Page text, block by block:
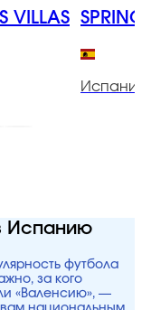
VILLAS
Испания
Испанию
футбола
за кого
«Валенсию», —